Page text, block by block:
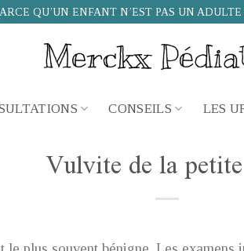
QU’UN ENFANT N’EST PAS UN
CONSEILS LES
Vulvite de la